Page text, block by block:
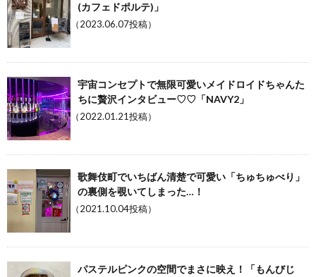
(カフェドポルテ)」
（2023.06.07投稿）
宇宙コンセプトで無限可愛いメイドロイドちゃんた
ちに贅沢インタビュー♡♡「NAVY2」
（2022.01.21投稿）
歌舞伎町でいちばん清楚で可愛い「ちゅちゅべり」
の裏側を覗いてしまった…！
（2021.10.04投稿）
パステルピンクの空間でまさに映え！「もんびじ